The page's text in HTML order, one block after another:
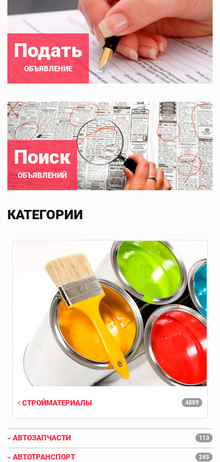
Подать
ОБЪЯВЛЕНИЕ
Поиск
ОБЪЯВЛЕНИЙ
КАТЕГОРИИ
4889
СТРОЙМАТЕРИАЛЫ
АВТОЗАПЧАСТИ 113
АВТОТРАНСПОРТ 245